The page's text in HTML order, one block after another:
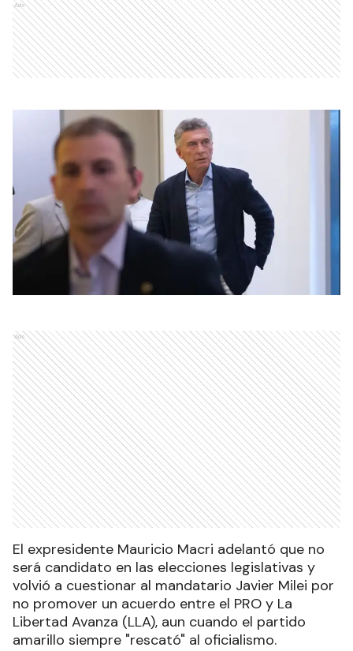
Ads
Ads
El expresidente Mauricio Macri adelantó que no
será candidato en las elecciones legislativas y
volvió a cuestionar al mandatario Javier Milei por
no promover un acuerdo entre el PRO y La
Libertad Avanza (LLA), aun cuando el partido
amarillo siempre "rescató" al oficialismo.